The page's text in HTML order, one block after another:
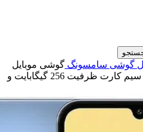
گوشی سامسونگ گوشی موبایل
سامسونگ مدل Galaxy A15 دو سیم کارت ظرفیت 256 گیگابایت و